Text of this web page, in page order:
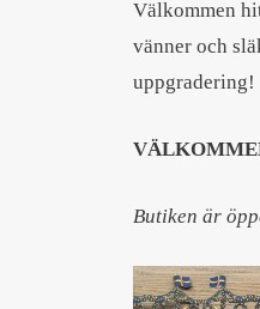
Välkommen
vänner och
uppgradering!
Butiken är